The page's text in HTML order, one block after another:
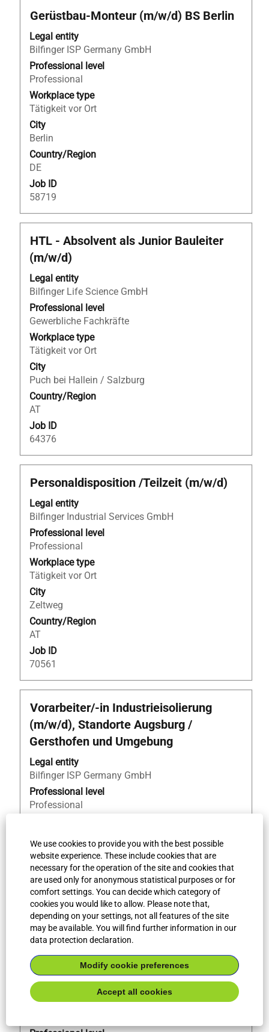
We use cookies to provide you with the best possible
website experience. These include cookies that are
necessary for the operation of the site and cookies that
are used only for anonymous statistical purposes or for
comfort settings. You can decide which category of
cookies you would like to allow. Please note that,
depending on your settings, not all features of the site
may be available. You will find further information in our
data protection declaration.
Modify cookie preferences
Accept all cookies
Title
Gerüstbau-Monteur (m/w/d) BS Berlin
Legal entity
Bilfinger ISP Germany GmbH
Professional level
Professional
Workplace type
Tätigkeit vor Ort
City
Berlin
Country/Region
DE
Job ID
58719
Select
space
bar
to
view
the
full
contents
of
the
job
information.
Title
HTL - Absolvent als Junior Bauleiter
(m/w/d)
Legal entity
Bilfinger Life Science GmbH
Professional level
Gewerbliche Fachkräfte
Workplace type
Tätigkeit vor Ort
City
Puch bei Hallein / Salzburg
Country/Region
AT
Job ID
64376
Select
with
space
bar
to
view
the
full
contents
of
the
job
information.
Title
Personaldisposition /Teilzeit (m/w/d)
Legal entity
Bilfinger Industrial Services GmbH
Professional level
Professional
Workplace type
Tätigkeit vor Ort
City
Zeltweg
Country/Region
AT
Job ID
70561
Select
space
bar
to
view
the
full
contents
of
the
job
information.
Title
Vorarbeiter/-in Industrieisolierung
(m/w/d), Standorte Augsburg /
Gersthofen und Umgebung
Legal entity
Bilfinger ISP Germany GmbH
Professional level
Professional
City
Augsburg/Gersthofen und Umgebu
Country/Region
DE
Job ID
61596
Select
with
space
bar
to
view
the
full
contents
job
information.
Title
Elektroniker/Elektriker (m/w/d) EMSR
Montage
Legal entity
Select
with
space
bar